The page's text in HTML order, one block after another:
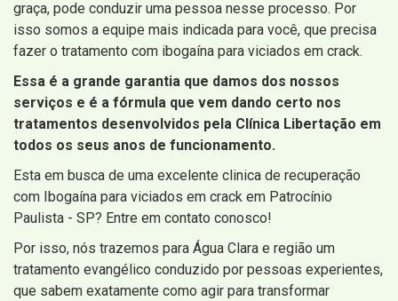
graça, pode conduzir uma pessoa nesse processo. Por
isso somos a equipe mais indicada para você, que precisa
fazer o tratamento com ibogaína para viciados em crack.
Essa é a grande garantia que damos dos nossos
serviços e é a fórmula que vem dando certo nos
tratamentos desenvolvidos pela Clínica Libertação em
todos os seus anos de funcionamento.
Esta em busca de uma excelente clinica de recuperação
com Ibogaína para viciados em crack em Patrocínio
Paulista - SP? Entre em contato conosco!
Por isso, nós trazemos para Água Clara e região um
tratamento evangélico conduzido por pessoas experientes,
que sabem exatamente como agir para transformar